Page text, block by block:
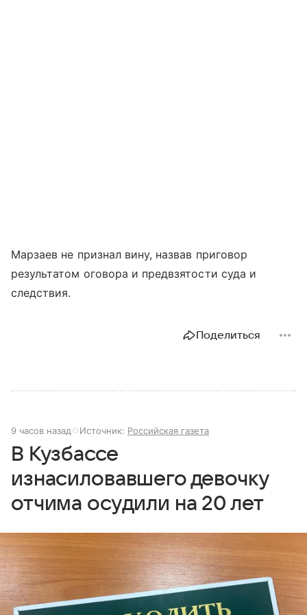
Марзаев не признал вину, назвав приговор
результатом оговора и предвзятости суда и
следствия.
Поделиться
9 часов назад Источник: Российская газета
В Кузбассе
изнасиловавшего девочку
отчима осудили на 20 лет